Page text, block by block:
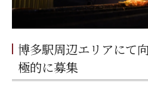
博多駅周辺エリアにて
極的に募集